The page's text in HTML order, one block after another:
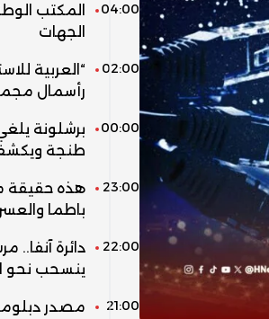
04:00
المكتب
الجهات
02:00
“العربية
رأسمال
00:00
برشلونة
طنجة ويكشف
23:00
هذه حقيقة
باطما
22:00
دائرة آنفا..
ينسحب نحو
21:00
مصدر